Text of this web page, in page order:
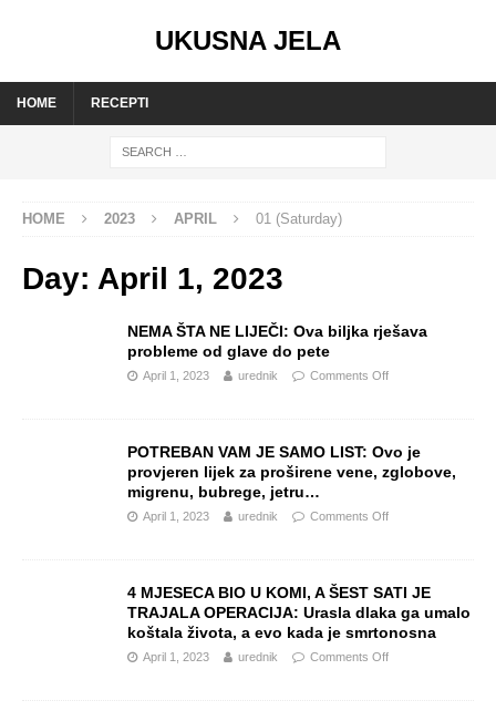
UKUSNA JELA
HOME RECEPTI
HOME 2023 APRIL 01 (Saturday)
Day: April 1, 2023
NEMA ŠTA NE LIJEČI: Ova biljka rješava
probleme od glave do pete
April 1, 2023 urednik Comments Off
POTREBAN VAM JE SAMO LIST: Ovo je
provjeren lijek za proširene vene, zglobove,
migrenu, bubrege, jetru…
April 1, 2023 urednik Comments Off
4 MJESECA BIO U KOMI, A ŠEST SATI JE
TRAJALA OPERACIJA: Urasla dlaka ga umalo
koštala života, a evo kada je smrtonosna
April 1, 2023 urednik Comments Off